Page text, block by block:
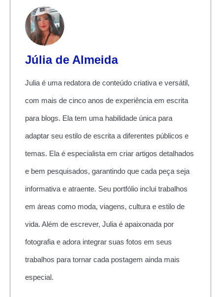
Júlia de Almeida
Julia é uma redatora de conteúdo criativa e versátil,
com mais de cinco anos de experiência em escrita
para blogs. Ela tem uma habilidade única para
adaptar seu estilo de escrita a diferentes públicos e
temas. Ela é especialista em criar artigos detalhados
e bem pesquisados, garantindo que cada peça seja
informativa e atraente. Seu portfólio inclui trabalhos
em áreas como moda, viagens, cultura e estilo de
vida. Além de escrever, Julia é apaixonada por
fotografia e adora integrar suas fotos em seus
trabalhos para tornar cada postagem ainda mais
especial.